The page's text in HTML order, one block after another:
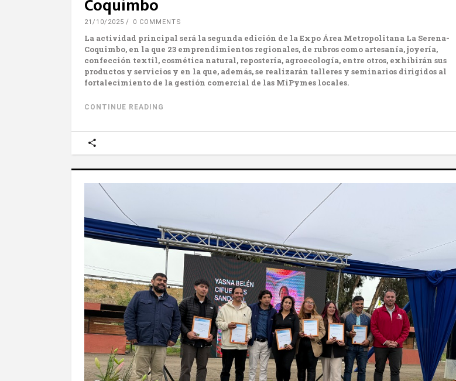
Coquimbo
21/10/2025 0 COMMENTS
La actividad principal será la segunda edición de la Expo Área Metropolitana La Serena-
Coquimbo, en la que 23 emprendimientos regionales, de rubros como artesanía, joyería,
confección textil, cosmética natural, repostería, agroecología, entre otros, exhibirán sus
productos y servicios y en la que, además, se realizarán talleres y seminarios dirigidos al
fortalecimiento de la gestión comercial de las MiPymes locales.
CONTINUE READING